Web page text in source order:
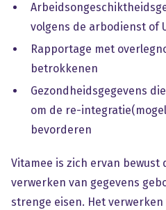
volgens de arbodienst of
Rapportage met
betrokkenen
Gezondheidsgegevens
om de re-
bevorderen
Vitamee is zich ervan bewust
verwerken van gegevens
strenge eisen. Het verwerken